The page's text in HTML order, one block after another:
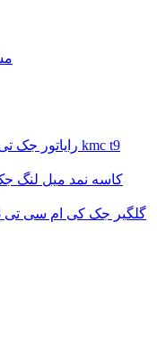
رایاتور جک تی 9 | رایاتور کی ام سی تی 9 | رایاتور kmc t9